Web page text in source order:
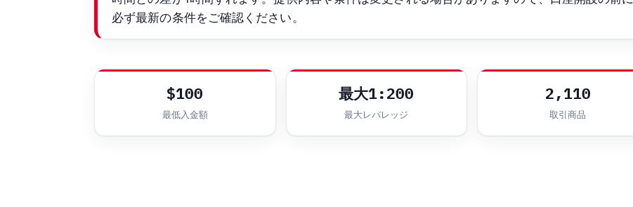
必ず最新の条件をご確認ください。
$100
最低入金額
最大1:200
最大レバレッジ
2,110
取引商品